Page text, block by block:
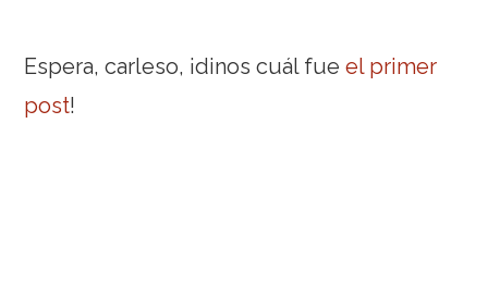
Espera, carleso, ¡dinos cuál fueel primer
post!